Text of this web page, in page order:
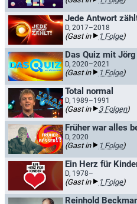
Jede Antwort
D, 2017–2018
(Gast in 1 Folge)
Das Quiz mit
D, 2020–2021
(Gast in 1 Folge)
Total normal
D, 1989–1991
(Gast in 3 Folgen)
D, 2020
(Gast in 1 Folge)
Ein Herz für
D, 1978–
(Gast in 1 Folge)
Reinhold